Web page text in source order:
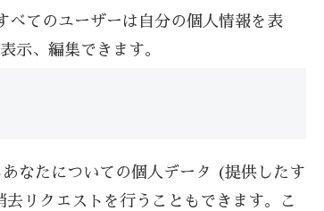
べてのユーザーは自分の個人情報を表
示、編集できます。
なたについての個人データ (提供したす
リクエストを行うこともできます。こ